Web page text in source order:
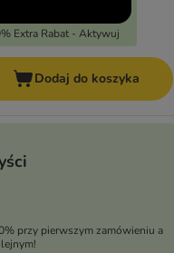
Extra Rabat - Aktywuj
Dodaj do koszyka
przy pierwszym zamówieniu a